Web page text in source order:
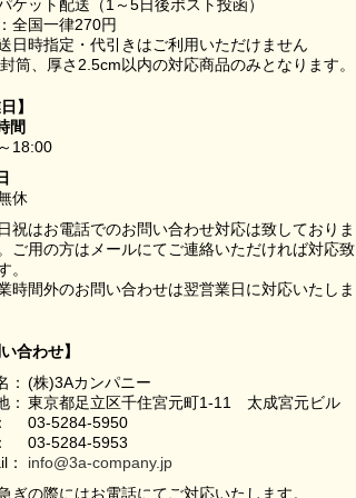
ケット配送（1～5日後ポスト投函）
全国一律270円
日時指定・代引きはご利用いただけません
筒、厚さ2.5cm以内の対応商品のみとなります。
】
間
18:00
休
祝はお電話でのお問い合わせ対応は致しておりま
ご用の方はメールにてご連絡いただければ対応致
。
時間外のお問い合わせは翌営業日に対応いたしま
合わせ】
： (株)3Aカンパニー
： 東京都足立区千住宮元町1-11 太成宮元ビル
03-5284-5950
03-5284-5953
info@3a-company.jp
ぎの際にはお電話にてご対応いたします。